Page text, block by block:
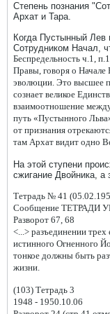
Степень познания
Архат и Тара.
Когда Пустынный Лев
Сотрудником Начал,
Беспредельность ч.1,
Правы, говоря о Начале
эволюции. Это высшее
сознает великое
взаимоотношение
путь «Пустынного
от признания
там Архат видит одно
На этой ступени
сжигание Двойника, а
Тетрадь № 41
Сообщение ТЕТРАДИ
Разворот 67, 68
<...> разъединении трех
истинного Огненного
тонкое должны быть
жизни.
(103) Тетрадь 3
1948 - 1950.10.06